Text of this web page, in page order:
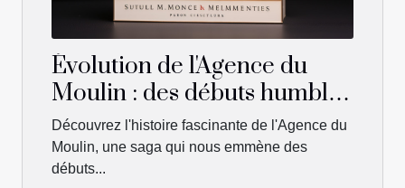
Évolution de l'Agence du
Moulin : des débuts humbles
aux succès d'aujourd'hui
Découvrez l'histoire fascinante de l'Agence du
Moulin, une saga qui nous emmène des
débuts...